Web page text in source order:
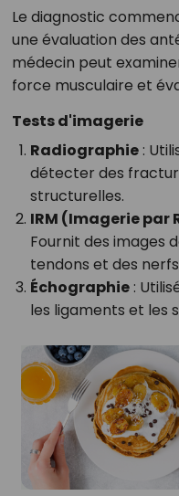
Le diagnostic
une évaluation des
médecin peut
force musculaire et
Tests d'imagerie
Radiographie:
détecter des
structurelles.
IRM (Imagerie par
Fournit des images
tendons et des
Échographie:
les ligaments et les